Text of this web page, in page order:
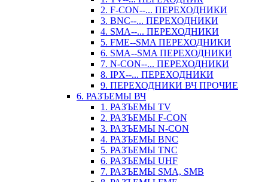
2. F-CON--... ПЕРЕХОДНИКИ
3. BNC--... ПЕРЕХОДНИКИ
4. SMA--... ПЕРЕХОДНИКИ
5. FME--SMA ПЕРЕХОДНИКИ
6. SMA--SMA ПЕРЕХОДНИКИ
7. N-CON--... ПЕРЕХОДНИКИ
8. IPX--... ПЕРЕХОДНИКИ
9. ПЕРЕХОДНИКИ ВЧ ПРОЧИЕ
6. РАЗЪЕМЫ ВЧ
1. РАЗЪЕМЫ TV
2. РАЗЪЕМЫ F-CON
3. РАЗЪЕМЫ N-CON
4. РАЗЪЕМЫ BNC
5. РАЗЪЕМЫ TNC
6. РАЗЪЕМЫ UHF
7. РАЗЪЕМЫ SMA, SMB